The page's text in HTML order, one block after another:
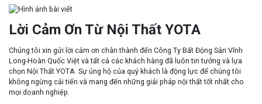
Lời Cảm Ơn Từ Nội Thất YOTA
Chúng tôi xin gửi lời cảm ơn chân thành đến Công Ty Bất Động Sản Vĩnh
Long-Hoàn Quốc Việt và tất cả các khách hàng đã luôn tin tưởng và lựa
chọn Nội Thất YOTA. Sự ủng hộ của quý khách là động lực để chúng tôi
không ngừng cải tiến và mang đến những giải pháp nội thất tốt nhất cho
mọi doanh nghiệp.